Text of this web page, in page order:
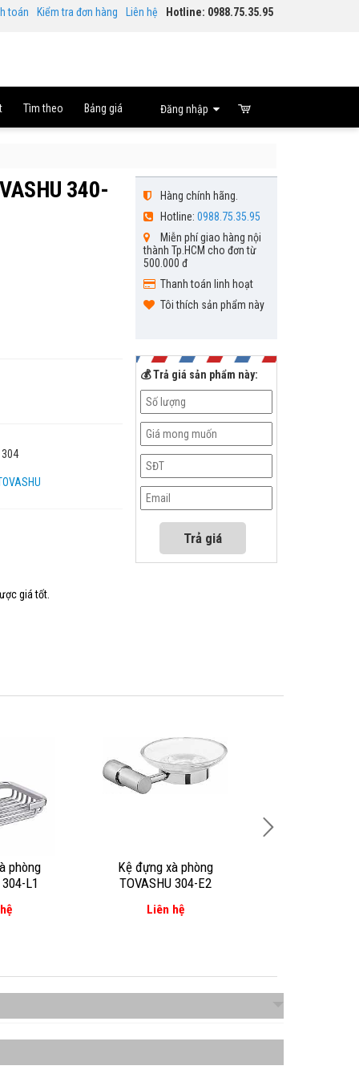
toán Kiểm tra đơn hàng Liên hệ Hotline: 0988.75.35.95
Tìm theo Bảng giá Đăng nhập
340-
304
giá tốt.
Hàng chính hãng.
Hotline:0988.75.35.95
Miễn phí giao hàng nội
thành Tp.HCM cho đơn từ
500.000 đ
Thanh toán linh hoạt
Tôi thích sản phẩm này
💰 Trả giá sản phẩm này:
phòng
L1
Kệ đựng xà phòng
TOVASHU 304-E2
Liên hệ